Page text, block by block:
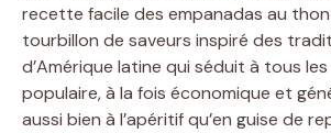
recette facile des empanadas au
tourbillon de saveurs inspiré des
d’Amérique latine qui séduit à tous
populaire, à la fois économique et
aussi bien à l’apéritif qu’en guise de